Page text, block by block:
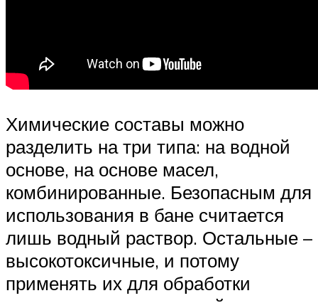
Химические составы можно
разделить на три типа: на водной
основе, на основе масел,
комбинированные. Безопасным для
использования в бане считается
лишь водный раствор. Остальные –
высокотоксичные, и потому
применять их для обработки